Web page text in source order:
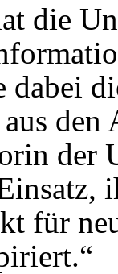
die
den
der
für